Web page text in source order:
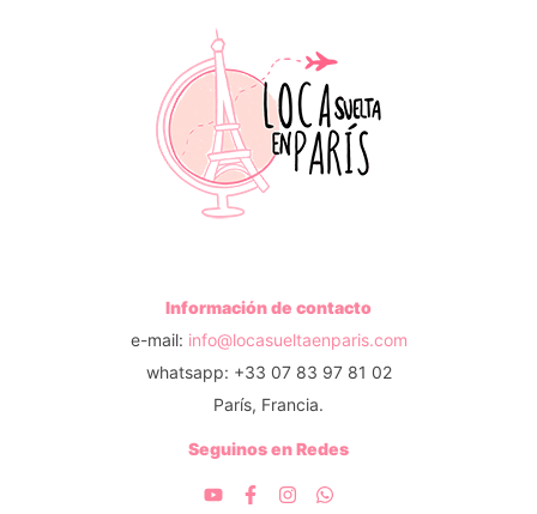
Información de contacto
e-mail: info@locasueltaenparis.com
whatsapp: +33 07 83 97 81 02
París, Francia.
Seguinos en Redes